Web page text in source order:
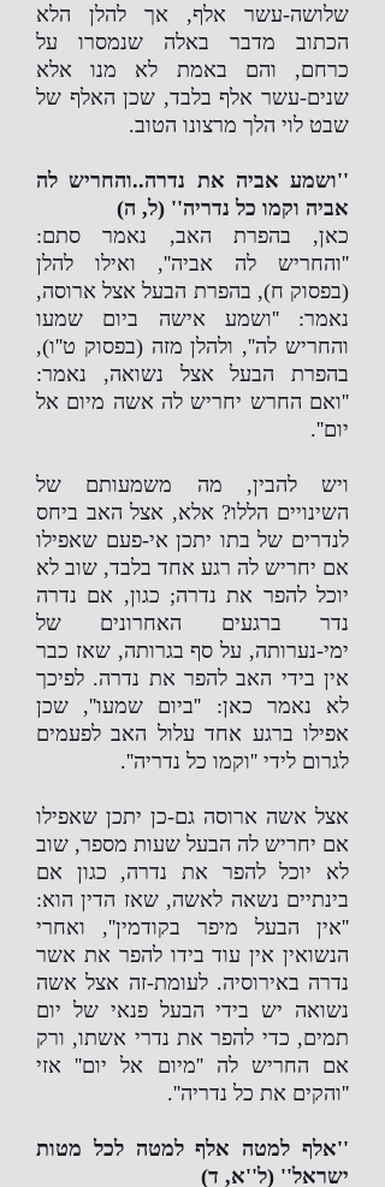
שלושה-עשר אלף, אך להלן הלא
הכתוב מדבר באלה שנמסרו על
כרחם, והם באמת לא מנו אלא
שנים-עשר אלף בלבד, שכן האלף של
שבט לוי הלך מרצונו הטוב.
''ושמע אביה את נדרה..והחריש לה
אביה וקמו כל נדריה'' (ל, ה)
כאן, בהפרת האב, נאמר סתם:
''והחריש לה אביה'', ואילו להלן
(בפסוק ח), בהפרת הבעל אצל ארוסה,
נאמר: ''ושמע אישה ביום שמעו
והחריש לה'', ולהלן מזה (בפסוק ט''ו),
בהפרת הבעל אצל נשואה, נאמר:
''ואם החרש יחריש לה אשה מיום אל
יום''.
ויש להבין, מה משמעותם של
השינויים הללו? אלא, אצל האב ביחס
לנדרים של בתו יתכן אי-פעם שאפילו
אם יחריש לה רגע אחד בלבד, שוב לא
יוכל להפר את נדרה; כגון, אם נדרה
נדר ברגעים האחרונים של
ימי-נערותה, על סף בגרותה, שאז כבר
אין בידי האב להפר את נדרה. לפיכך
לא נאמר כאן: ''ביום שמעו'', שכן
אפילו ברגע אחד עלול האב לפעמים
לגרום לידי ''וקמו כל נדריה''.
אצל אשה ארוסה גם-כן יתכן שאפילו
אם יחריש לה הבעל שעות מספר, שוב
לא יוכל להפר את נדרה, כגון אם
בינתיים נשאה לאשה, שאז הדין הוא:
''אין הבעל מיפר בקודמין'', ואחרי
הנשואין אין עוד בידו להפר את אשר
נדרה באירוסיה. לעומת-זה אצל אשה
נשואה יש בידי הבעל פנאי של יום
תמים, כדי להפר את נדרי אשתו, ורק
אם החריש לה ''מיום אל יום'' אזי
''והקים את כל נדריה''.
''אלף למטה אלף למטה לכל מטות
ישראל'' (ל''א, ד)